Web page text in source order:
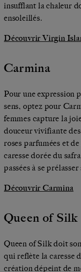
insufflant la chaleur
ensoleillés.
Découvrir Virgin
Carmina
Pour une expression
sens, optez pour
femmes capture la
douceur vivifiante
roses parfumées et
caresse dorée du
passées à se
Découvrir Carmina
Queen of Silk
Queen of Silk doit
qui reflète la caresse
création dépeint de